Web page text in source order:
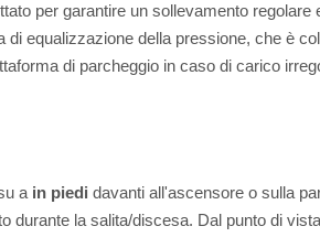
per garantire un sollevamento regolare
equalizzazione della pressione, che è
di parcheggio in caso di carico
a in piedi davanti all'ascensore o sulla
durante la salita/discesa. Dal punto di